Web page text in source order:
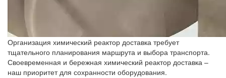
Организация химический реактор доставка требует
тщательного планирования маршрута и выбора транспорта.
Своевременная и бережная химический реактор доставка –
наш приоритет для сохранности оборудования.